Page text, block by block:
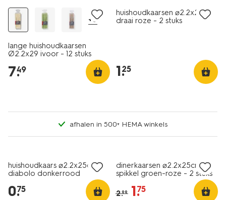
+6
lange huishoudkaarsen
Ø2.2x29 ivoor - 12 stuks
7.
49
huishoudkaarsen ⌀2.2x20cm
draai roze - 2 stuks
1.
25
afhalen in 500+ HEMA winkels
huishoudkaars ⌀2.2x25cm
diabolo donkerrood
0.
75
vegan
dinerkaarsen ⌀2.2x25cm
spikkel groen-roze - 2 stuks
2.99 1.
75